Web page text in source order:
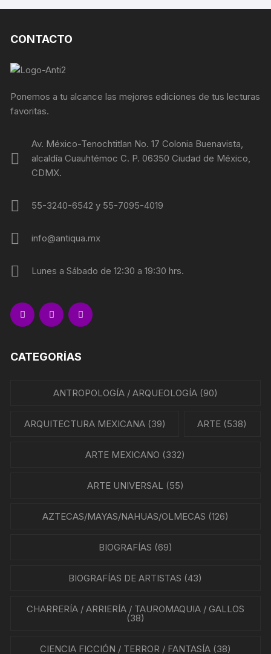
CONTACTO
Ponemos a tu alcance las mejores ediciones de tus lecturas
favoritas.
Av. México-Tenochtitlan No. 17 Colonia Buenavista,
alcaldía Cuauhtémoc C. P. 06350 Ciudad de México,
CDMX.
55-3240-6542 y 55-7095-4019
info@antiqua.mx
Lunes a Sábado de 12:30 a 19:30 hrs.
CATEGORÍAS
ANTROPOLOGÍA / ARQUEOLOGÍA(90)
ARQUITECTURA MEXICANA(39) ARTE (538)
ARTE MEXICANO (332)
ARTE UNIVERSAL (55)
AZTECAS/MAYAS/NAHUAS/OLMECAS (126)
BIOGRAFÍAS (69)
BIOGRAFÍAS DE ARTISTAS (43)
CHARRERÍA / ARRIERÍA / TAUROMAQUIA / GALLOS
(38)
CIENCIA FICCIÓN / TERROR / FANTASÍA(38)